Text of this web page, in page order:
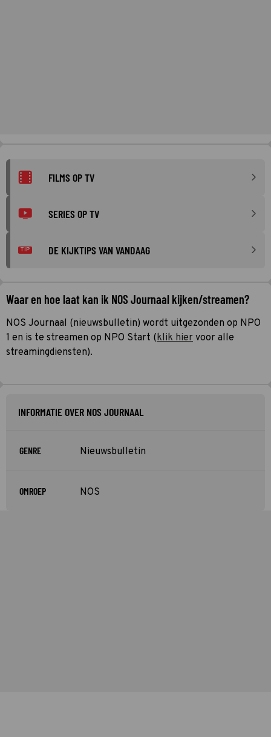
FILMS OP TV
SERIES OP TV
TIP DE KIJKTIPS VAN VANDAAG
Waar en hoe laat kan ik NOS Journaal kijken/streamen?
NOS Journaal (nieuwsbulletin) wordt uitgezonden op NPO
1 en is te streamen op NPO Start (klik hier voor alle
streamingdiensten).
INFORMATIE OVER NOS JOURNAAL
GENRE Nieuwsbulletin
OMROEP NOS